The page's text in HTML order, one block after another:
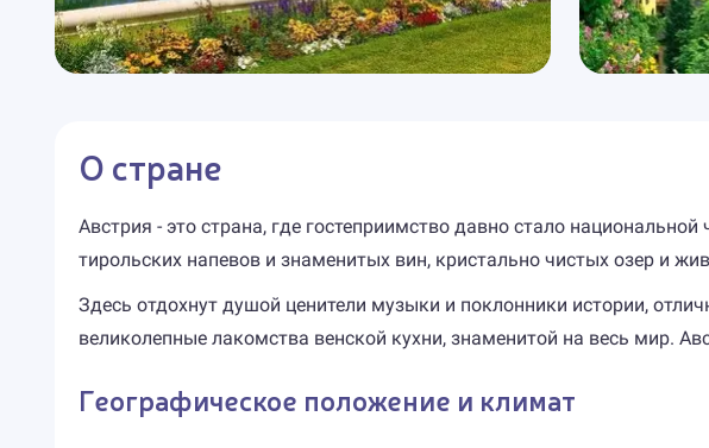
О стране
Австрия - это страна, где гостеприимство давно стало
тирольских напевов и знаменитых вин, кристально чистых озер и
Здесь отдохнут душой ценители музыки и поклонники истории,
великолепные лакомства венской кухни, знаменитой на весь мир.
Географическое положение и климат